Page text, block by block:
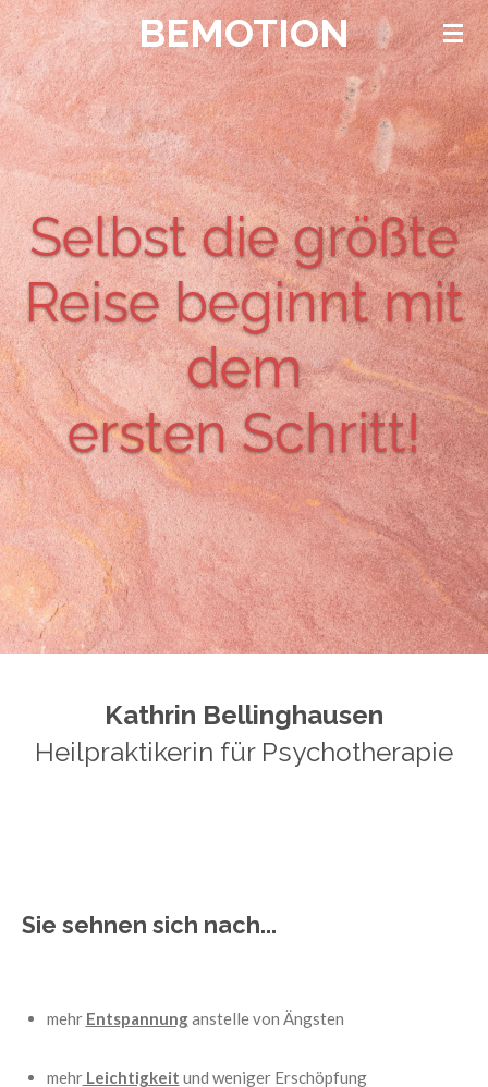
Zum
Hauptinhalt
springen
BEMOTION
Selbst die größte
Reise beginnt mit
dem
ersten Schritt!
Kathrin Bellinghausen
Heilpraktikerin für Psychotherapie
Sie sehnen sich nach...
mehr Entspannunganstelle von Ängsten
mehrLeichtigkeit und weniger Erschöpfung